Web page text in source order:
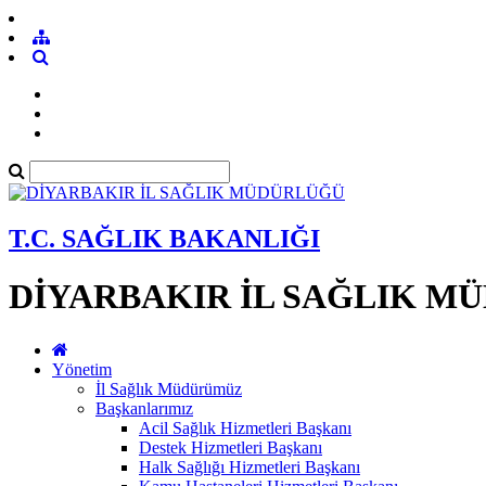
T.C. SAĞLIK BAKANLIĞI
DİYARBAKIR İL SAĞLIK
Yönetim
İl Sağlık Müdürümüz
Başkanlarımız
Acil Sağlık Hizmetleri Başkanı
Destek Hizmetleri Başkanı
Halk Sağlığı Hizmetleri Başkanı